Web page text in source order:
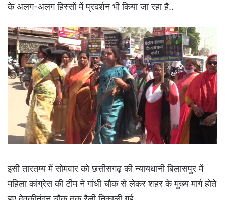
के अलग-अलग हिस्सों में प्रदर्शन भी किया जा रहा है..
इसी तारतम्य में सोमवार को छत्तीसगढ़ की न्यायधानी बिलासपुर में
महिला कांग्रेस की टीम ने गांधी चौक से लेकर शहर के मुख्य मार्ग होते